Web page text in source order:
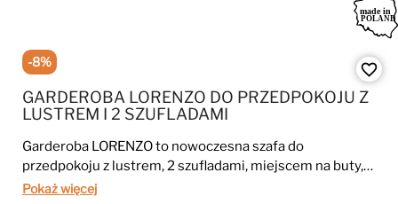
-8%
GARDEROBA LORENZO DO PRZEDPOKOJU Z
LUSTREM I 2 SZUFLADAMI
Garderoba LORENZO to nowoczesna szafa do
przedpokoju z lustrem, 2 szufladami, miejscem na buty,
haczykami oraz drążkiem na odzież wierzchnią.
Pokaż więcej
favorite_border